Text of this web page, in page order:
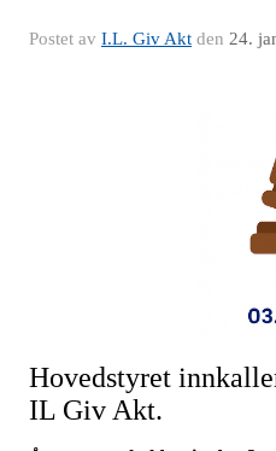
Postet av I.L. Giv Akt den 24.
Hovedstyret
IL Giv Akt.